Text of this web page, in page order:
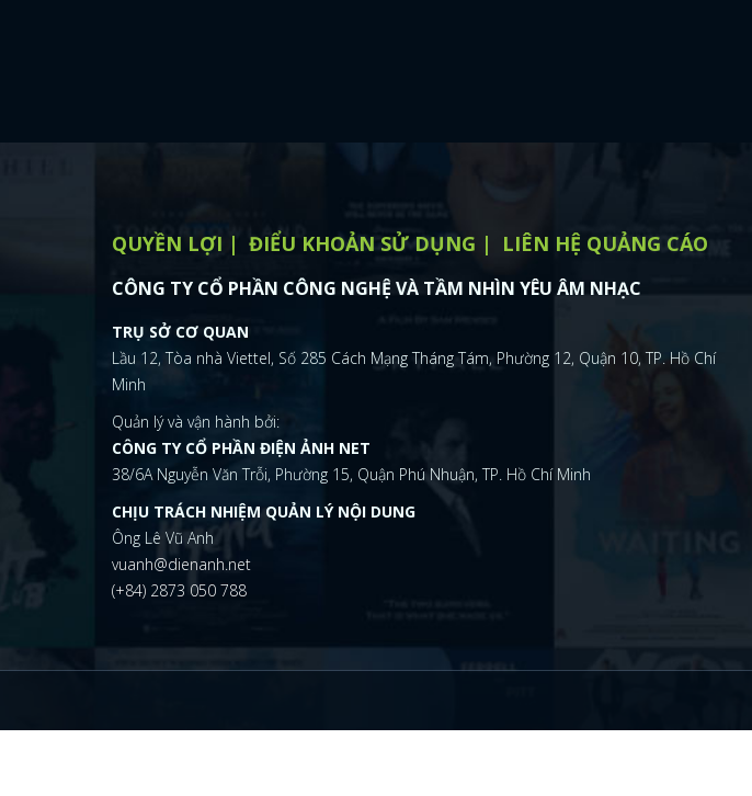
QUYỀN LỢI ĐIỂU KHOẢN SỬ DỤNG LIÊN HỆ QUẢNG CÁO
CÔNG TY CỔ PHẦN CÔNG NGHỆ VÀ TẦM NHÌN YÊU ÂM NHẠC
TRỤ SỞ CƠ QUAN
Lầu 12, Tòa nhà Viettel, Số 285 Cách Mạng Tháng Tám, Phường 12, Quận 10, TP. Hồ Chí
Minh
Quản lý và vận hành bởi:
CÔNG TY CỔ PHẦN ĐIỆN ẢNH NET
38/6A Nguyễn Văn Trỗi, Phường 15, Quận Phú Nhuận, TP. Hồ Chí Minh
CHỊU TRÁCH NHIỆM QUẢN LÝ NỘI DUNG
Ông Lê Vũ Anh
vuanh@dienanh.net
(+84) 2873 050 788